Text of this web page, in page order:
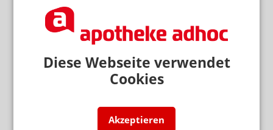
Diese Webseite verwendet
Cookies
Akzeptieren
Brief an Warken: „Pharmaziestudium macht
keinen Sinn mehr“
Mehr zum Thema
Hanfparade: Demonstranten fordern umfassende